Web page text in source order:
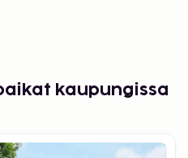
kaupungissa